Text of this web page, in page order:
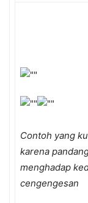
Contoh yang
karena
menghadap
cengengesan